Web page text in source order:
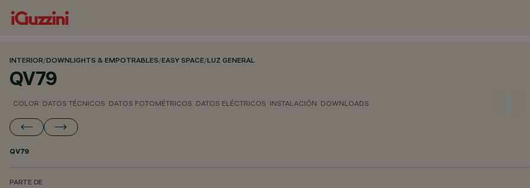
INTERIOR/DOWNLIGHTS & EMPOTRABLES/EASY SPACE/LUZ GENERAL
QV79
COLOR DATOS TÉCNICOS DATOS FOTOMÉTRICOS DATOS ELÉCTRICOS INSTALACIÓN DOWNLOADS
QV79
PARTE DE